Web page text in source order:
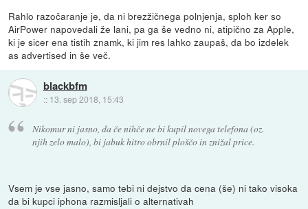
Rahlo razočaranje je, da ni brezžičnega polnjenja, sploh ker so
AirPower napovedali že lani, pa ga še vedno ni, atipično za Apple,
ki je sicer ena tistih znamk, ki jim res lahko zaupaš, da bo izdelek
as advertised in še več.
blackbfm
:: 13. sep 2018, 15:43
Nikomur ni jasno, da če nihče ne bi kupil novega telefona (oz.
njih zelo malo), bi jabuk hitro obrnil ploščo in znižal price.
Vsem je vse jasno, samo tebi ni dejstvo da cena (še) ni tako visoka
da bi kupci iphona razmisljali o alternativah